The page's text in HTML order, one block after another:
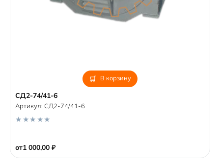
В корзину
СД2-74/41-6
от1 000,00 ₽
Артикул: СД2-74/41-6
u
t